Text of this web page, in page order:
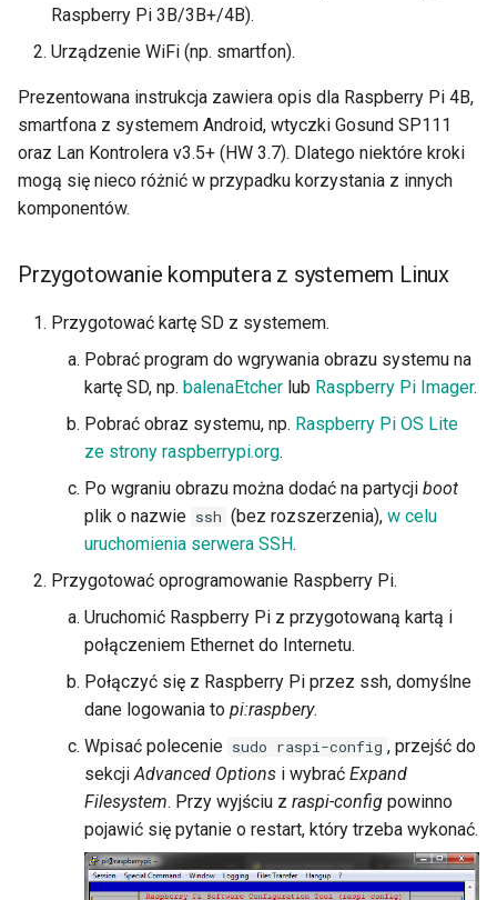
Raspberry Pi 3B/3B+/4B).
Urządzenie WiFi (np. smartfon).
Prezentowana instrukcja zawiera opis dla Raspberry Pi 4B,
smartfona z systemem Android, wtyczki Gosund SP111
oraz Lan Kontrolera v3.5+ (HW 3.7). Dlatego niektóre kroki
mogą się nieco różnić w przypadku korzystania z innych
komponentów.
Przygotowanie komputera z systemem Linux
Przygotować kartę SD z systemem.
Pobrać program do wgrywania obrazu systemu na
kartę SD, np. balenaEtcher lub Raspberry Pi Imager.
Pobrać obraz systemu, np. Raspberry Pi OS Lite
ze strony raspberrypi.org.
Po wgraniu obrazu można dodać na partycji boot
plik o nazwie ssh (bez rozszerzenia), w celu
uruchomienia serwera SSH.
Przygotować oprogramowanie Raspberry Pi.
Uruchomić Raspberry Pi z przygotowaną kartą i
połączeniem Ethernet do Internetu.
Połączyć się z Raspberry Pi przez ssh, domyślne
dane logowania to pi:raspbery.
Wpisać polecenie sudo raspi-config , przejść do
sekcjiAdvanced Options i wybrać Expand
Filesystem. Przy wyjściu z raspi-config powinno
pojawić się pytanie o restart, który trzeba wykonać.